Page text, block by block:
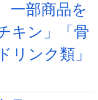
一部商品を
キン」「骨
リンク類」